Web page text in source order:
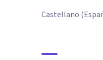
Castellano